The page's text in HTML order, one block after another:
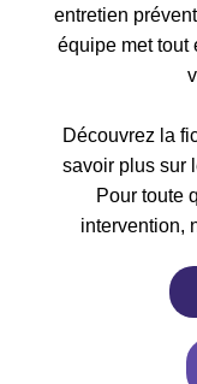
entretien
équipe met
Découvrez la
savoir plus sur
Pour toute
intervention,